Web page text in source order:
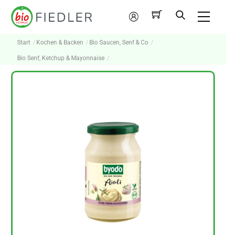
Skip
Mein
Konto
Start Kochen & Backen Bio Saucen, Senf & Co
Bio Senf, Ketchup & Mayonnaise